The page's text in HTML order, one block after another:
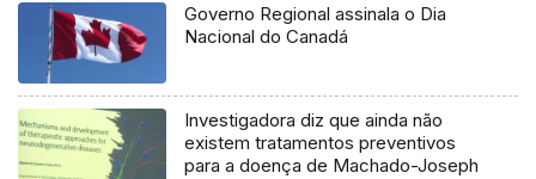
Governo Regional assinala o Dia
Nacional do Canadá
Investigadora diz que ainda não
existem tratamentos preventivos
para a doença de Machado-Joseph